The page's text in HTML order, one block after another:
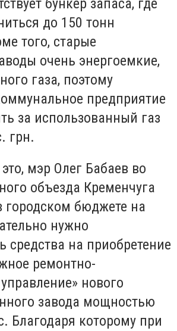
до 150 тонн
того, старые
очень энергоемкие,
газа, поэтому
предприятие
за использованный газ
грн.
мэр Олег Бабаев во
объезда Кременчуга
городском бюджете на
нужно
средства на приобретение
ремонтно-
нового
завода мощностью
Благодаря которому при